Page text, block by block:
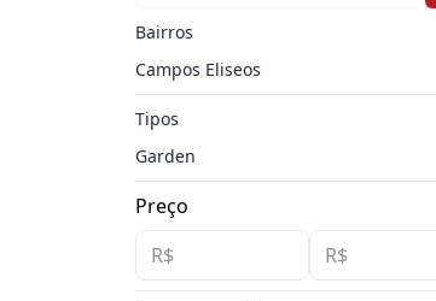
Bairros
Campos Eliseos
Tipos
Garden
Preço